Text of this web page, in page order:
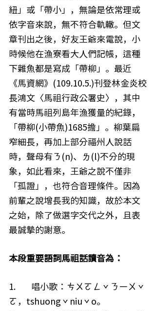
紐」或「帶小」，無論是依常理或
依字音來說，無不符合軌轍。但文
章刊出之後，好友王爺來電說，小
時候他在漁寮看大人們記帳，這種
下雜魚都是寫成「帶柳」。最近
《馬資網》(109.10.5.)刊登林金炎校
長鴻文〈馬祖行政公署史〉，其中
有當時馬祖列島年漁獲量的紀錄，
「帶柳(小帶魚)1685擔」。柳葉扁
窄細長，再加上部分福州人說話
時，聲母有ㄋ(n)、ㄌ(l)不分的現
象，如此看來，王爺之說不僅非
「孤證」，也符合音理條件。因為
前輩之說增長我的知識，故於本文
之始，除了做選字交代之外，且表
最誠摯的謝意。
本段重要語詞馬祖話讀音為：
1.        唱小歌：ㄘㄨㄛㄥˇㄋㄧㄨˇ
ㄛ，tshuongˇniuˇo。